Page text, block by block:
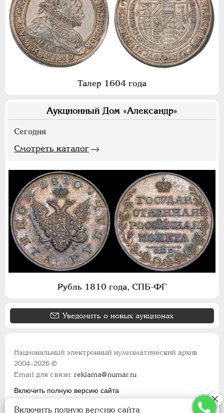
Талер 1604 года
Аукционный Дом «Александр»
Сегодня
Смотреть каталог
Рубль 1810 года, СПБ-ФГ
Уведомить о новых аукционах
Национальный электронный нумизматический архив
2004-2026 ©
Email для связи:reklama@numar.ru
Включить полную версию сайта
Включить полную версию сайта